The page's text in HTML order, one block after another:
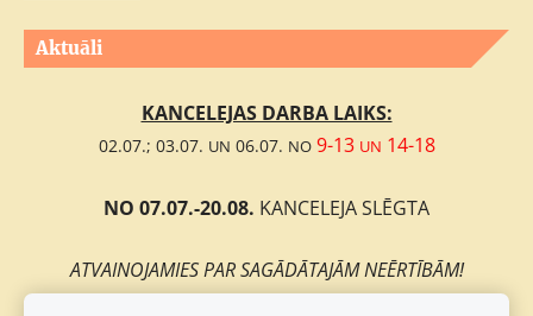
Aktuāli
KANCELEJAS DARBA LAIKS:
02.07.; 03.07. UN 06.07. NO 9-13 UN 14-18
NO 07.07.-20.08. KANCELEJA SLĒGTA
ATVAINOJAMIES PAR SAGĀDĀTAJĀM NEĒRTĪBĀM!